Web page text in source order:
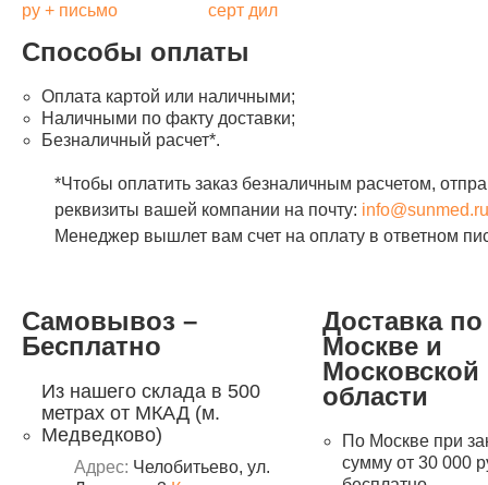
ру + письмо серт дил
Способы оплаты
Оплата картой или наличными;
Наличными по факту доставки;
Безналичный расчет*.
*Чтобы оплатить заказ безналичным расчетом,
реквизиты вашей компании на почту: info@sunmed.ru
Менеджер вышлет вам счет на оплату в ответном
Самовывоз –
Бесплатно
Из нашего склада в 500
метрах от МКАД (м.
Медведково)
Адрес: Челобитьево, ул.
Доставка по
Москве и
Московской
области
По Москве при
сумму от 30 000